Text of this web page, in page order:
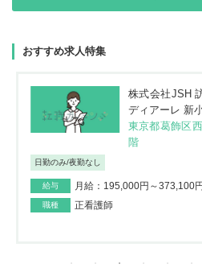
おすすめ求人特集
株式会社JSH
ディアーレ 新
東京都葛飾区
階
日勤のみ/夜勤なし
給与 月給：195,000円～373,100
職種 正看護師